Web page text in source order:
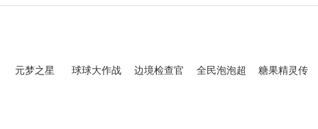
元梦之星 球球大作战 边境检查官
全民泡泡超
糖果精灵传